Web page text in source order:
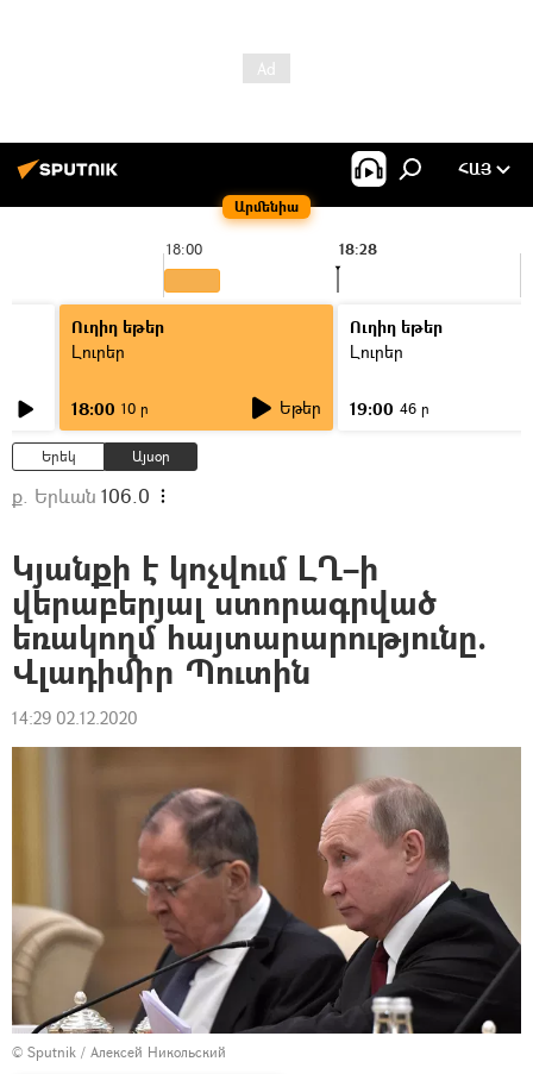
Արմենիա
ՀԱՅ
18:00 18:28
Ուղիղ եթեր
Լուրեր
18:00 10 ր Եթեր
Ուղիղ եթեր
Լուրեր
19:00 46 ր
Երեկ Այսօր
ք. Երևան 106.0
Կյանքի է կոչվում ԼՂ–ի
վերաբերյալ ստորագրված
եռակողմ հայտարարությունը.
Վլադիմիր Պուտին
14:29 02.12.2020
© Sputnik / Алексей Никольский